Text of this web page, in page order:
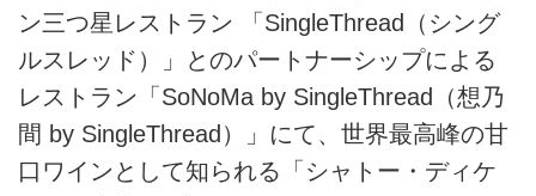
ン三つ星レストラン 「SingleThread（シング
ルスレッド）」とのパートナーシップによる
レストラン「SoNoMa by SingleThread（想乃
間 by SingleThread）」にて、世界最高峰の甘
口ワインとして知られる「シャトー・ディケ